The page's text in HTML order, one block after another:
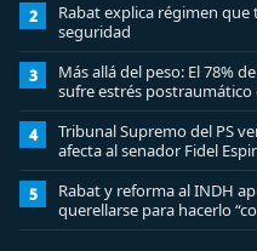
2
Rabat explica régimen
seguridad
3
Más allá del peso: El 78%
sufre estrés
4
Tribunal Supremo del PS
afecta al senador Fidel
5
Rabat y reforma al INDH
querellarse para hacerlo